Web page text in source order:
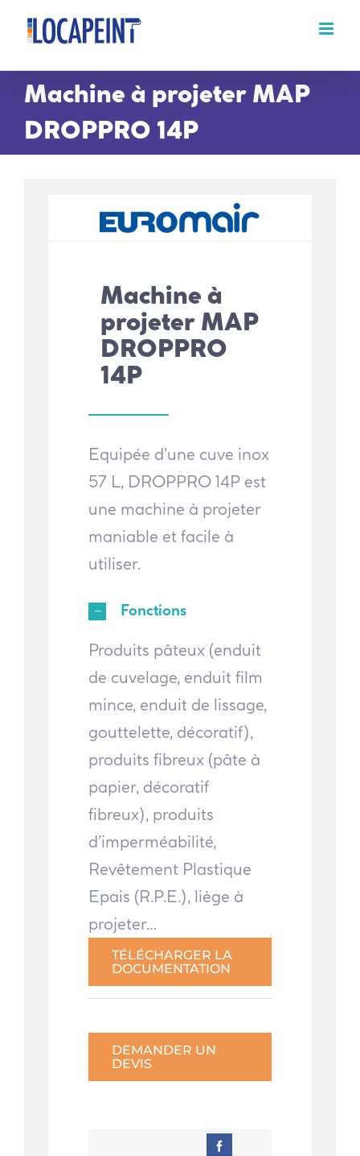
Passer
contenu
Machine à projeter MAP
DROPPRO 14P
Machine à
projeter MAP
DROPPRO
14P
Equipée d’une cuve inox
57 L, DROPPRO 14P est
une machine à projeter
maniable et facile à
utiliser.
Fonctions
Produits pâteux (enduit
de cuvelage, enduit film
mince, enduit de lissage,
gouttelette, décoratif),
produits fibreux (pâte à
papier, décoratif
fibreux), produits
d’imperméabilité,
Revêtement Plastique
Epais (R.P.E.), liège à
projeter…
TÉLÉCHARGER LA
DOCUMENTATION
DEMANDER UN
DEVIS